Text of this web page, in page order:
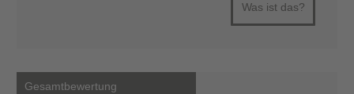
Was ist das?
Gesamtbewertung